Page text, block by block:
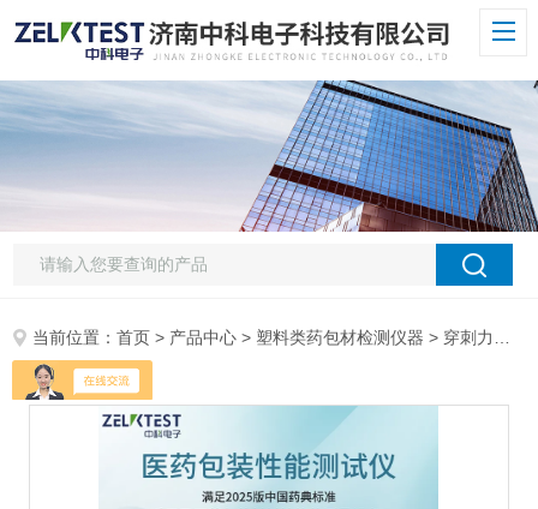
当前位置：首页 > 产品中心 > 塑料类药包材检测仪器 > 穿刺力测试仪